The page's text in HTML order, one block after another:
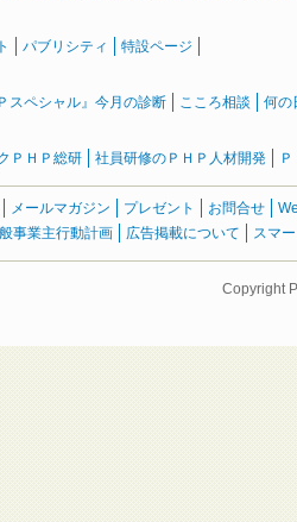
パブリシティ 特設ページ
スペシャル』今月の診断 こころ相談 何の
ＰＨＰ総研 社員研修のＰＨＰ人材開発
メールマガジン プレゼント お問合せ
事業主行動計画 広告掲載について スマ
Copyright